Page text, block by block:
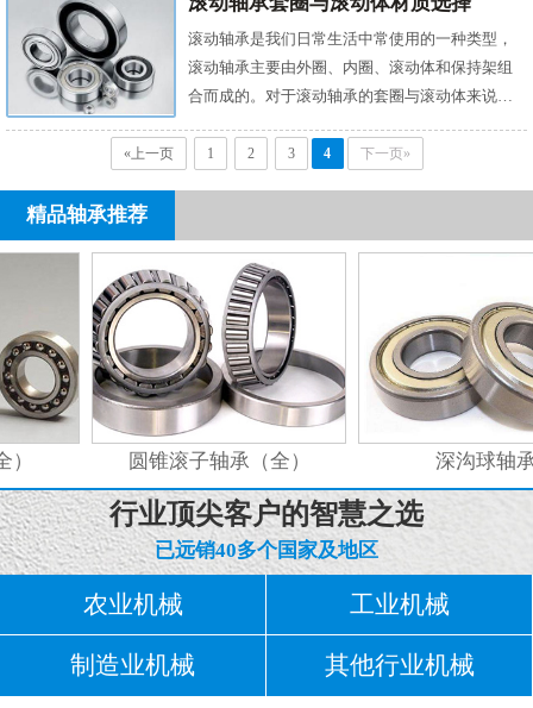
滚动轴承是我们日常生活中常使用的一种类型，
滚动轴承主要由外圈、内圈、滚动体和保持架组
合而成的。对于滚动轴承的套圈与滚动体来说，
定滚动轴承的性能使用，我们可以根据需求进行
钢材制造。用高碳铬轴承钢(GCr15和GCr15SiMn
与ZGCr15和ZGCr15...
«上一页 1 2 3 4 下一页»
精品轴承推荐
圆锥滚子轴承（全） 深沟球轴承
行业顶尖客户的智慧之选
已远销40多个国家及地区
农业机械 工业机械
制造业机械 其他行业机械